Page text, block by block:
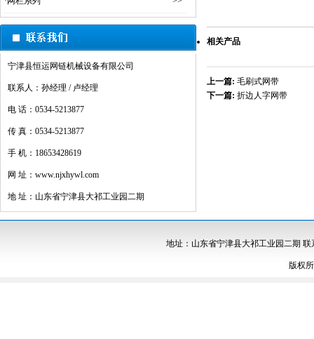
宁津县恒运网链机械设备有限公司
联系人：孙经理 / 卢经理
电 话：0534-5213877
传 真：0534-5213877
手 机：18653428619
网 址：www.njxhywl.com
地 址：山东省宁津县大祁工业园二期
相关产品
上一篇: 毛刷式网带
下一篇: 折边人字网带
地址：山东省宁津县大祁工业园二期 联
版权